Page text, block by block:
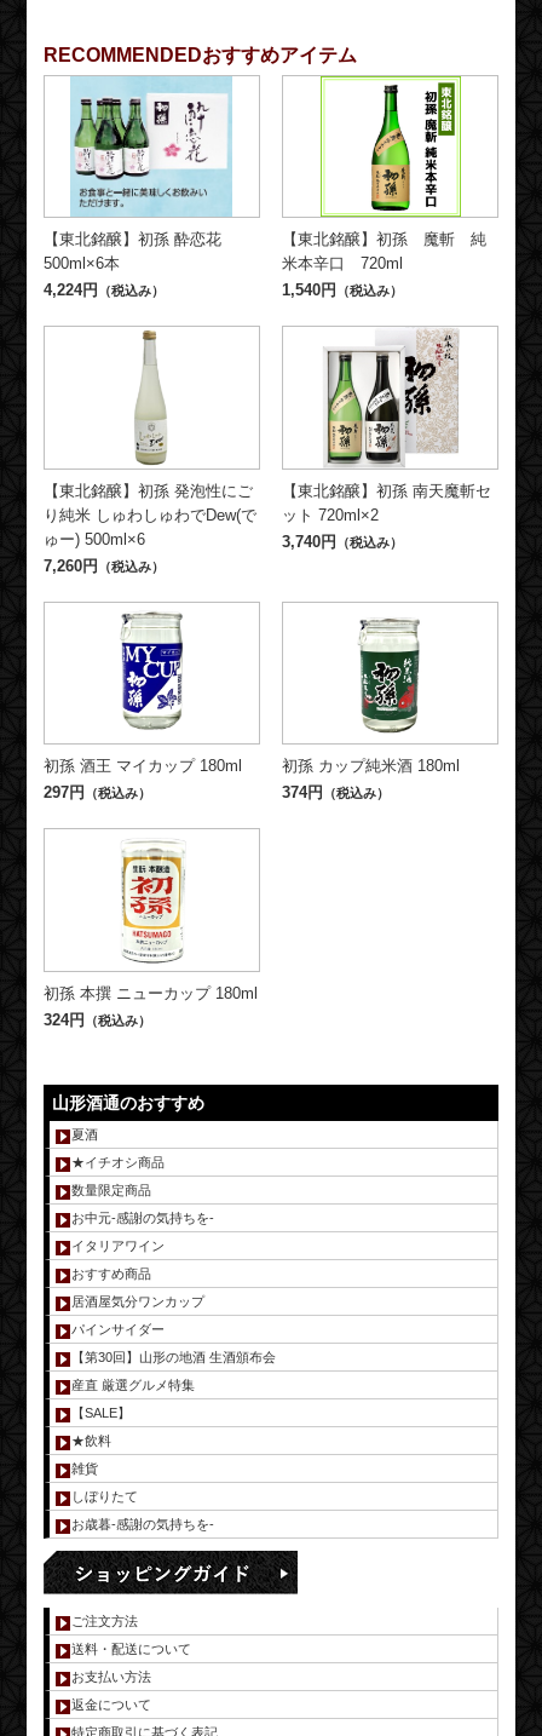
RECOMMENDEDおすすめアイテム
【東北銘醸】初孫 酔恋花
500ml×6本
4,224円 （税込み）
【東北銘醸】初孫 魔斬 純
米本辛口 720ml
1,540円 （税込み）
【東北銘醸】初孫 発泡性にご
り純米 しゅわしゅわでDew(で
ゅー) 500ml×6
7,260円 （税込み）
【東北銘醸】初孫 南天魔斬セ
ット 720ml×2
3,740円 （税込み）
初孫 酒王 マイカップ 180ml
297円 （税込み）
初孫 カップ純米酒 180ml
374円 （税込み）
初孫 本撰 ニューカップ 180ml
324円 （税込み）
山形酒通のおすすめ
夏酒
★イチオシ商品
数量限定商品
お中元-感謝の気持ちを-
イタリアワイン
おすすめ商品
居酒屋気分ワンカップ
パインサイダー
【第30回】山形の地酒 生酒頒布会
産直 厳選グルメ特集
【SALE】
★飲料
雑貨
しぼりたて
お歳暮-感謝の気持ちを-
ご注文方法
送料・配送について
お支払い方法
返金について
特定商取引に基づく表記